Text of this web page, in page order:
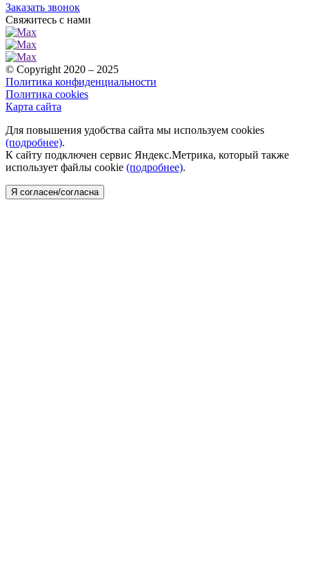
Заказать звонок
Свяжитесь с нами
© Copyright 2020 – 2025
Политика конфиденциальности
Политика cookies
Карта сайта
Для повышения удобства сайта мы используем cookies
(подробнее).
К сайту подключен сервис Яндекс.Метрика, который также
использует файлы cookie (подробнее).
Я согласен/согласна